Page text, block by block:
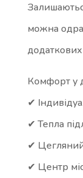
можна
Комфорт у
✔
✔ Тепла
✔
✔ Центр